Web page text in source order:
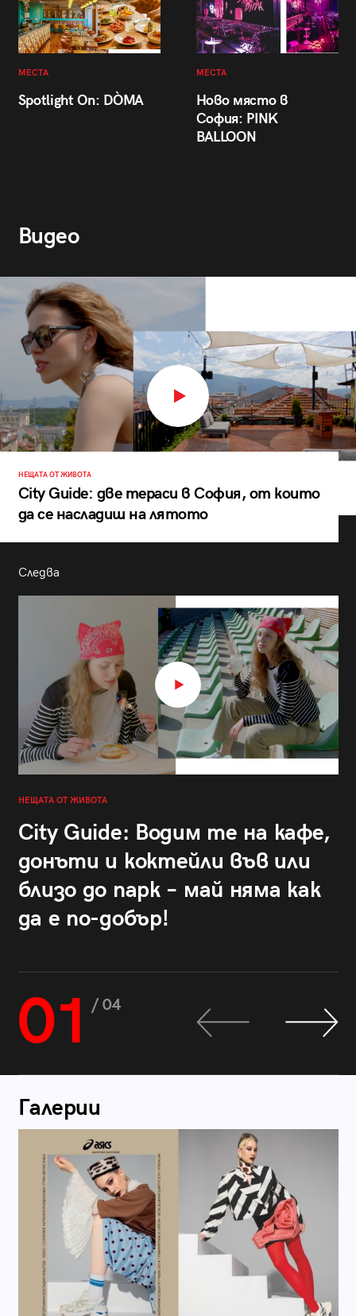
МЕСТА
Spotlight On: DÒMA
МЕСТА
Ново място в
София: PINK
BALLOON
Видео
НЕЩАТА ОТ ЖИВОТА
City Guide: две тераси в София, от които
да се насладиш на лятото
Следва
НЕЩАТА ОТ ЖИВОТА
City Guide: Водим те на кафе,
донъти и коктейли във или
близо до парк – май няма как
да е по-добър!
01 / 04
Галерии